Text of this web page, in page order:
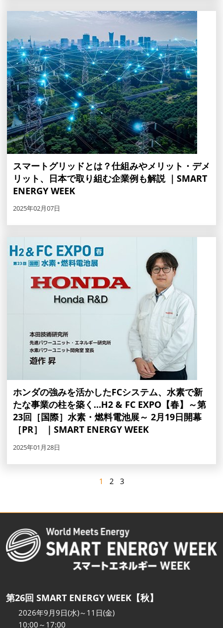
スマートグリッドとは？仕組みやメリット・デメ
リット、日本で取り組む企業例も解説 ｜SMART
ENERGY WEEK
2025年02月07日
ホンダの強みを活かしたFCシステム、水素で新
たな事業の柱を築く…H2 & FC EXPO【春】～第
23回［国際］水素・燃料電池展～ 2月19日開幕
［PR］ ｜SMART ENERGY WEEK
2025年01月28日
1 2 3
第26回 SMART ENERGY WEEK【秋】
2026年9月9日(水)～11日(金)
10:00～17:00